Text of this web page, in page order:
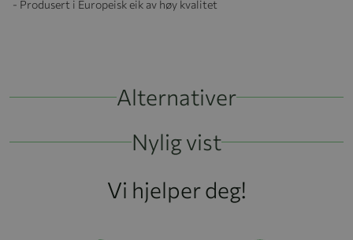
- Produsert i Europeisk eik av høy kvalitet
Alternativer
Nylig vist
Vi hjelper deg!